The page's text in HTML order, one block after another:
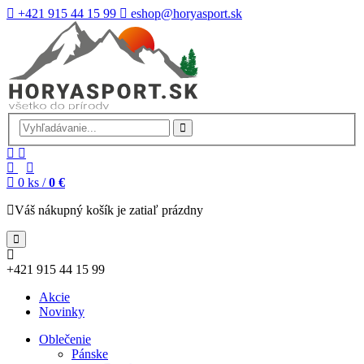
+421 915 44 15 99 eshop@horyasport.sk
0 ks / 0 €
Váš nákupný košík je zatiaľ prázdny
+421 915 44 15 99
Akcie
Novinky
Oblečenie
Pánske